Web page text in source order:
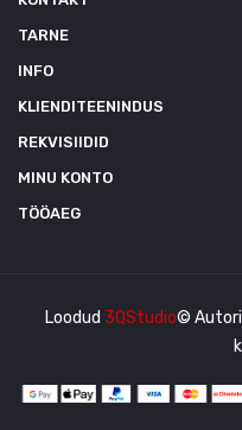
TARNE
INFO
KLIENDITEENINDUS
REKVISIIDID
MINU KONTO
TÖÖAEG
Loodud 3QStudio©